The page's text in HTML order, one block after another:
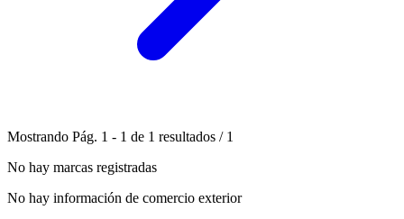
Mostrando Pág. 1 - 1 de 1 resultados / 1
No hay marcas registradas
No hay información de comercio exterior